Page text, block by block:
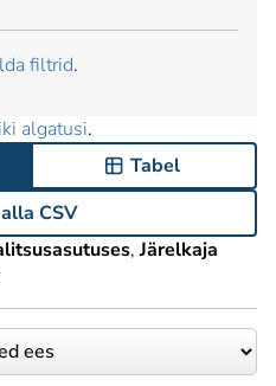
filtrid.
algatusi.
Tabel
CSV
Järelkaja